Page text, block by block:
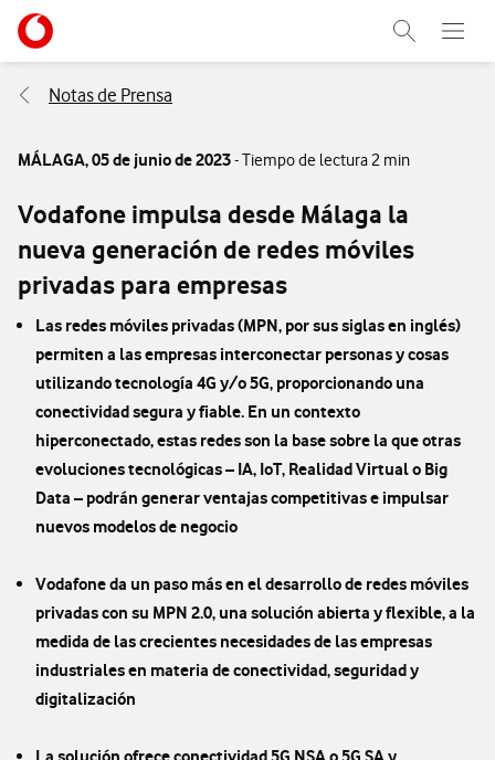
Ir a la pagina principal de vodafone.es
Abrir
Menu
Abre
Notas de Prensa
MÁLAGA,05 de junio de 2023- Tiempo de lectura 2 min
Vodafone impulsa desde Málaga la
nueva generación de redes móviles
privadas para empresas
Las redes móviles privadas (MPN, por sus siglas en inglés)
permiten a las empresas interconectar personas y cosas
utilizando tecnología 4G y/o 5G, proporcionando una
conectividad segura y fiable. En un contexto
hiperconectado, estas redes son la base sobre la que otras
evoluciones tecnológicas – IA, IoT, Realidad Virtual o Big
Data – podrán generar ventajas competitivas e impulsar
nuevos modelos de negocio
Vodafone da un paso más en el desarrollo de redes móviles
privadas con su MPN 2.0, una solución abierta y flexible, a la
medida de las crecientes necesidades de las empresas
industriales en materia de conectividad, seguridad y
digitalización